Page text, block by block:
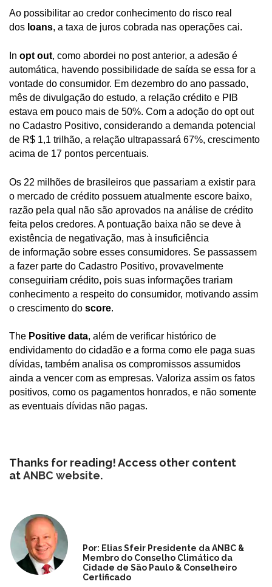
Ao possibilitar ao credor conhecimento do risco real
dos loans, a taxa de juros cobrada nas operações cai.
In opt out, como abordei no post anterior, a adesão é
automática, havendo possibilidade de saída se essa for a
vontade do consumidor. Em dezembro do ano passado,
mês de divulgação do estudo, a relação crédito e PIB
estava em pouco mais de 50%. Com a adoção do opt out
no Cadastro Positivo, considerando a demanda potencial
de R$ 1,1 trilhão, a relação ultrapassará 67%, crescimento
acima de 17 pontos percentuais.
Os 22 milhões de brasileiros que passariam a existir para
o mercado de crédito possuem atualmente escore baixo,
razão pela qual não são aprovados na análise de crédito
feita pelos credores. A pontuação baixa não se deve à
existência de negativação, mas à insuficiência
de informação sobre esses consumidores. Se passassem
a fazer parte do Cadastro Positivo, provavelmente
conseguiriam crédito, pois suas informações trariam
conhecimento a respeito do consumidor, motivando assim
o crescimento do score.
The Positive data, além de verificar histórico de
endividamento do cidadão e a forma como ele paga suas
dívidas, também analisa os compromissos assumidos
ainda a vencer com as empresas. Valoriza assim os fatos
positivos, como os pagamentos honrados, e não somente
as eventuais dívidas não pagas.
Thanks for reading! Access other content
atANBC website.
Por: Elias Sfeir Presidente da ANBC &
Membro do Conselho Climático da
Cidade de São Paulo & Conselheiro
Certificado